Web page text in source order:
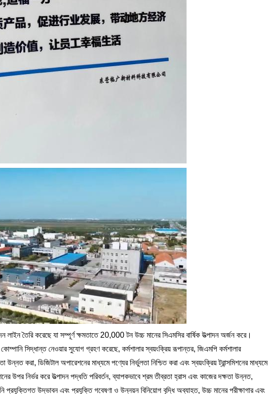
লাইন তৈরি করেছে যা সম্পূর্ণ ক্ষমতাতে 20,000 টন উচ্চ মানের সিএমসির বার্ষিক উত্পাদন অর্জন করে।
কোম্পানি সিদ্ধান্ত নেওয়ার সুযোগ গ্রহণ করেছে, কর্মশালার স্বয়ংক্রিয় রূপান্তর, জিএমপি কর্মশালার
করা, ডিজিটাল অপারেশনের মাধ্যমে পণ্যের নির্ভুলতা নিশ্চিত করা এবং স্বয়ংক্রিয় ট্রান্সমিশনের মাধ্যমে
উপর নির্ভর করে উত্পাদন পদ্ধতি পরিবর্তন, ব্যাপকভাবে শ্রম তীব্রতা হ্রাস এবং কাজের দক্ষতা উন্নত,
উদ্ভাবন এবং প্রযুক্তি গবেষণা ও উন্নয়ন বিনিয়োগ বৃদ্ধি অব্যাহত, উচ্চ মানের পরীক্ষাগার এবং